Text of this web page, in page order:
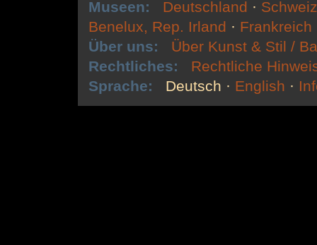
Museen: Deutschland ·
Benelux, Rep. Irland · Frankreich
Über uns:
Über Kunst & Stil /
Rechtliches:
Rechtliche
Sprache:
Deutsch · English ·